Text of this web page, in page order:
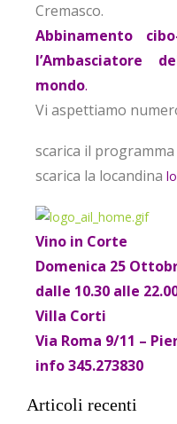
Cremasco.
Abbinamento
l’Ambasciatore
mondo.
Vi aspettiamo
scarica il programma
scarica la locandina
Vino in Corte
Domenica 25
dalle 10.30 alle
Villa Corti
Via Roma 9/11 –
info 345.273830
Articoli recenti